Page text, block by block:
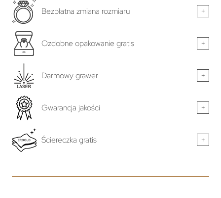
Bezpłatna zmiana rozmiaru +
Ozdobne opakowanie gratis +
Darmowy grawer +
Gwarancja jakości +
Ściereczka gratis +